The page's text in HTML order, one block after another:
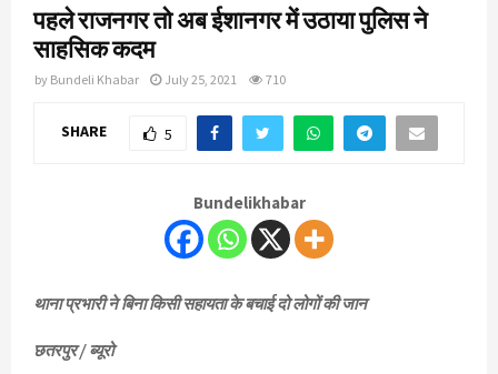
पहले राजनगर तो अब ईशानगर में उठाया पुलिस ने
साहसिक कदम
by Bundeli Khabar July 25, 2021 710
SHARE 5
Bundelikhabar
थाना प्रभारी ने बिना किसी सहायता के बचाई दो लोगों की जान
छतरपुर / ब्यूरो